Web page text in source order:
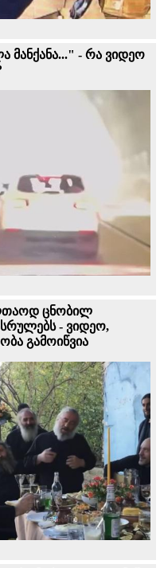
მანქანა..." - რა ვიდეო
ცნობილ
- ვიდეო,
გამოიწვია